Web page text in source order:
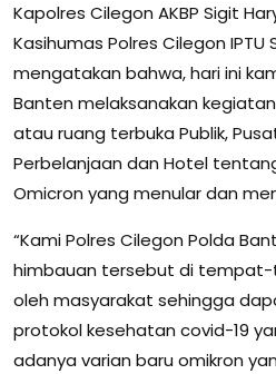
Kapolres Cilegon AKBP Sigit
Kasihumas Polres Cilegon IPTU
mengatakan bahwa, hari ini
Banten melaksanakan
atau ruang terbuka Publik,
Perbelanjaan dan Hotel
Omicron yang menular dan
“Kami Polres Cilegon Polda
himbauan tersebut di
oleh masyarakat sehingga
protokol kesehatan covid-19
adanya varian baru omikron